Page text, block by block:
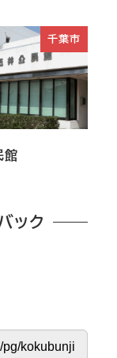
千葉市
館
ック